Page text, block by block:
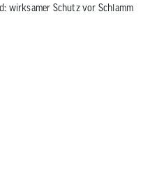
wirksamer Schutz vor Schlamm